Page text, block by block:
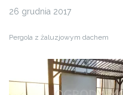
26 grudnia 2017
Pergola z żaluzjowym dachem